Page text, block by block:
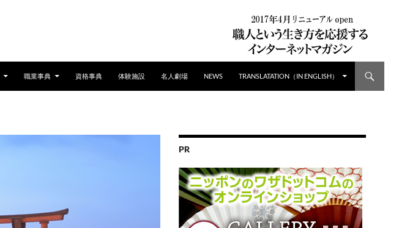
職業事典 資格事典 体験施設 名人劇場 NEWS TRANSLATATION（IN ENGLISH）
PR